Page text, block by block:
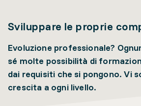
Sviluppare le proprie
Evoluzione professionale?
sé molte possibilità di
dai requisiti che si pongono. Vi
crescita a ogni livello.